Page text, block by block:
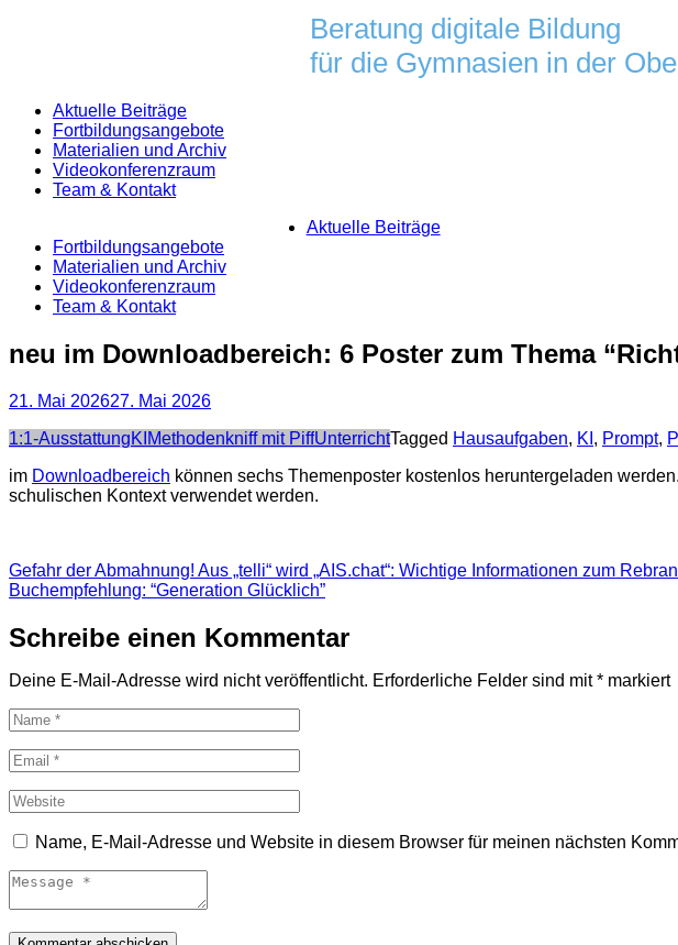
Beratung digitale Bildung
für die Gymnasien in der
Aktuelle Beiträge
Fortbildungsangebote
Materialien und Archiv
Videokonferenzraum
Team & Kontakt
Aktuelle Beiträge
Fortbildungsangebote
Materialien und Archiv
Videokonferenzraum
Team & Kontakt
neu im Downloadbereich: 6 Poster zum Thema
21. Mai 202627. Mai 2026
Categories
1:1-AusstattungKI Methodenkniff mit PiffUnterrichtTagged Hausaufgaben, KI , Prompt,
im Downloadbereich können sechs Themenposter kostenlos heruntergeladen
schulischen Kontext verwendet werden.
Beitragsnavigation
Gefahr der Abmahnung! Aus „telli“ wird „AIS.chat“: Wichtige Informationen zum
Buchempfehlung: “Generation Glücklich”
Schreibe einen Kommentar
Deine E-Mail-Adresse wird nicht veröffentlicht. Erforderliche Felder sind mit* markiert
Name, E-Mail-Adresse und Website in diesem Browser für meinen nächsten